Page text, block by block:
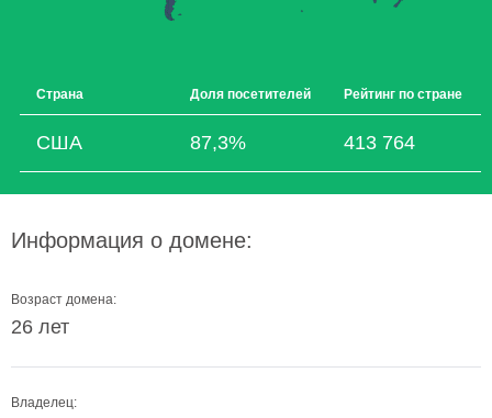
Страна Доля посетителей Рейтинг по стране
США 87,3% 413 764
Информация о домене:
Возраст домена:
26 лет
Владелец: